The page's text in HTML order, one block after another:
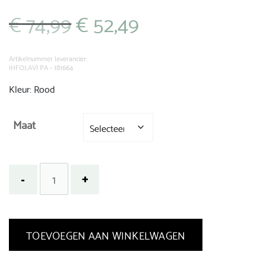
€74,99 Oorspronkelijke
prijs
€ 74,99.
€52,49
Artikelnummer leverancier:
IHFOLAVI PA - 181664
Kleur: Rood
Maat
TOEVOEGEN AAN WINKELWAGEN